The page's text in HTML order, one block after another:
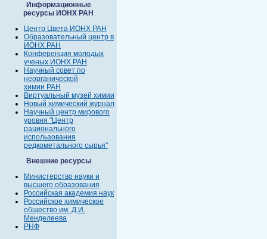
Информационные
ресурсы ИОНХ РАН
Центр Цвета ИОНХ РАН
Образовательный центр в
ИОНХ РАН
Конференция молодых
ученых ИОНХ РАН
Научный совет по
неорганической
химии РАН
Виртуальный музей химии
Новый химический журнал
Научный центр мирового
уровня "Центр
рационального
использования
редкометального сырья"
Внешние ресурсы
Министерство науки и
высшего образования
Российская академия наук
Российское химическое
общество им. Д.И.
Менделеева
РНФ